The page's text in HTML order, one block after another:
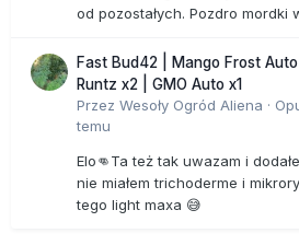
od pozostałych. Pozdro mordki
Fast Bud42 | Mango Frost
Runtz x2 | GMO Auto x1
Przez Wesoły Ogród Aliena ·
temu
Elo👊Ta też tak uwazam i
nie miałem trichoderme i
tego light maxa 😅